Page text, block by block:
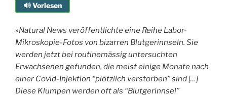
🔊 Vorlesen
»Natural News veröffentlichte eine Reihe Labor-
Mikroskopie-Fotos von bizarren Blutgerinnseln. Sie
werden jetzt bei routinemässig untersuchten
Erwachsenen gefunden, die meist einige Monate nach
einer Covid-Injektion “plötzlich verstorben” sind […]
Diese Klumpen werden oft als “Blutgerinnsel”